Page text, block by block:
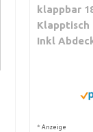
klappbar
Klapptisch
Inkl
* Anzeige